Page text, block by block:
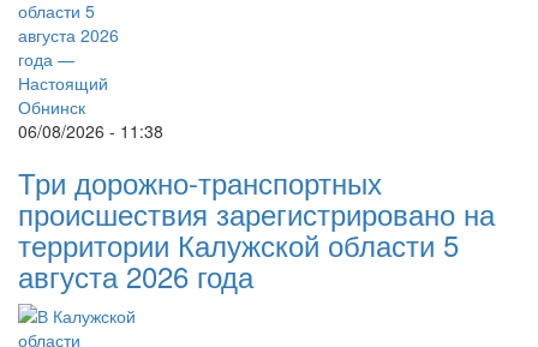
06/08/2026 - 11:38
Три дорожно-транспортных
происшествия зарегистрировано на
территории Калужской области 5
августа 2026 года